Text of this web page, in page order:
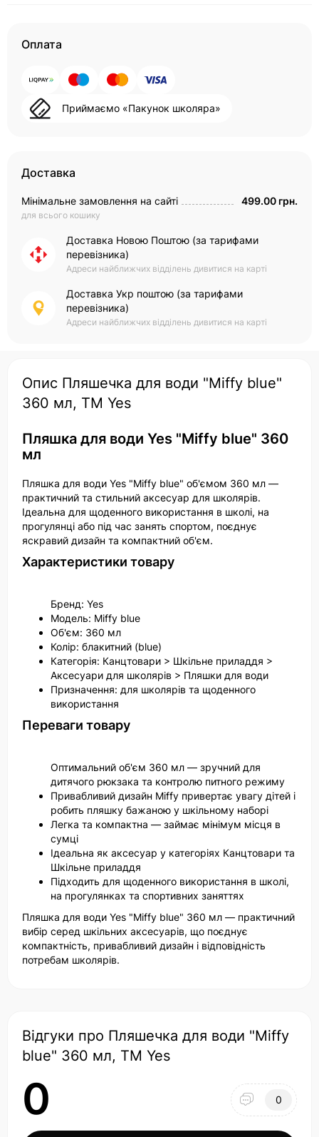
Оплата
Приймаємо «Пакунок школяра»
Доставка
Мінімальне замовлення на сайті
для всього кошику
499.00 грн.
Доставка Новою Поштою (за тарифами
перевізника)
Адреси найближчих відділень дивитися на карті
Доставка Укр поштою (за тарифами
перевізника)
Адреси найближчих відділень дивитися на карті
Опис Пляшечка для води "Miffy blue"
360 мл, ТМ Yes
Пляшка для води Yes "Miffy blue" 360
мл
Пляшка для води Yes "Miffy blue" об'ємом 360 мл —
практичний та стильний аксесуар для школярів.
Ідеальна для щоденного використання в школі, на
прогулянці або під час занять спортом, поєднує
яскравий дизайн та компактний об'єм.
Характеристики товару
Бренд: Yes
Модель: Miffy blue
Об'єм: 360 мл
Колір: блакитний (blue)
Категорія: Канцтовари > Шкільне приладдя >
Аксесуари для школярів > Пляшки для води
Призначення: для школярів та щоденного
використання
Переваги товару
Оптимальний об'єм 360 мл — зручний для
дитячого рюкзака та контролю питного режиму
Привабливий дизайн Miffy привертає увагу дітей і
робить пляшку бажаною у шкільному наборі
Легка та компактна — займає мінімум місця в
сумці
Ідеальна як аксесуар у категоріях Канцтовари та
Шкільне приладдя
Підходить для щоденного використання в школі,
на прогулянках та спортивних заняттях
Пляшка для води Yes "Miffy blue" 360 мл — практичний
вибір серед шкільних аксесуарів, що поєднує
компактність, привабливий дизайн і відповідність
потребам школярів.
Відгуки про Пляшечка для води "Miffy
blue" 360 мл, ТМ Yes
0 0